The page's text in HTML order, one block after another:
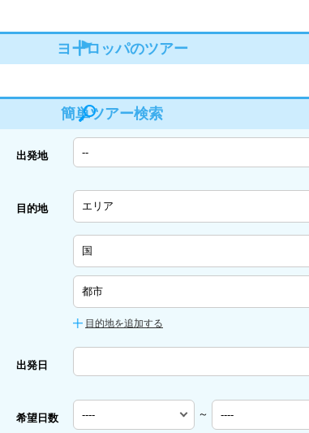
ヨーロッパのツアー
簡単ツアー検索
出発地
目的地
目的地を追加する
出発日
希望日数 ～